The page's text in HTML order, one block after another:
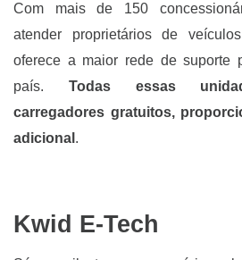
Com mais de 150
atender proprietários de
oferece a maior rede de suporte
país. Todas essas
carregadores gratuitos,
adicional .
Kwid E-Tech